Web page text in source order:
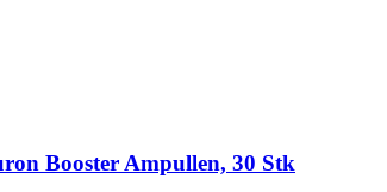
Booster Ampullen, 30 Stk